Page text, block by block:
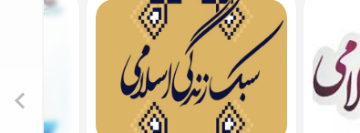
19:25
14:22